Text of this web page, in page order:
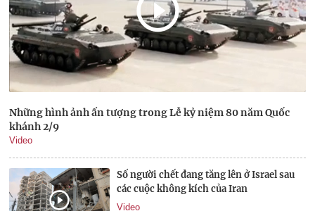
Những hình ảnh ấn tượng trong Lễ kỷ niệm 80 năm Quốc
khánh 2/9
Video
Số người chết đang tăng lên ở Israel sau
các cuộc không kích của Iran
Video